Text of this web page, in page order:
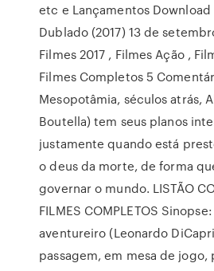
etc e Lançamentos Download
Dublado (2017) 13 de
Filmes 2017 , Filmes Ação ,
Filmes Completos 5
Mesopotâmia, séculos atrás,
Boutella) tem seus planos
justamente quando está
o deus da morte, de forma
governar o mundo. LISTÃO
FILMES COMPLETOS
aventureiro (Leonardo
passagem, em mesa de jogo,